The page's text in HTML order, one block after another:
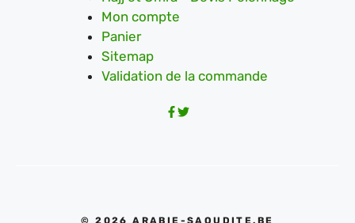
Mon compte
Panier
Sitemap
Validation de la commande